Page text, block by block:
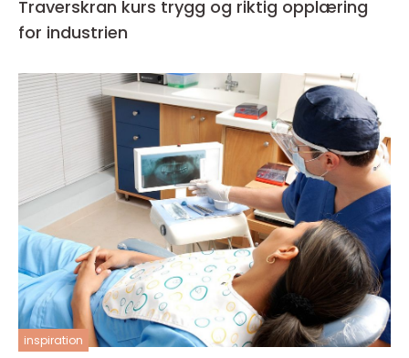
Traverskran kurs trygg og riktig opplæring
for industrien
inspiration